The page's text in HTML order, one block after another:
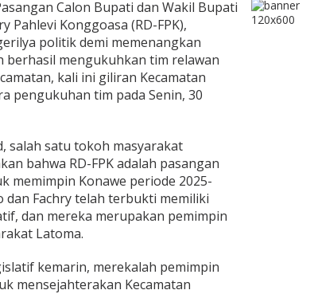
Calon Bupati dan Wakil Bupati
Pahlevi Konggoasa (RD-FPK),
politik demi memenangkan
berhasil mengukuhkan tim relawan
kali ini giliran Kecamatan
pengukuhan tim pada Senin, 30
salah satu tokoh masyarakat
bahwa RD-FPK adalah pasangan
memimpin Konawe periode 2025-
dan Fachry telah terbukti memiliki
dan mereka merupakan pemimpin
Latoma.
kemarin, merekalah pemimpin
mensejahterakan Kecamatan